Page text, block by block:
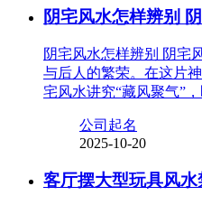
阴宅风水怎样辨别
阴宅风水怎样辨别 阴宅
与后人的繁荣。在这片
宅风水讲究“藏风聚气”
公司起名
2025-10-20
客厅摆大型玩具风